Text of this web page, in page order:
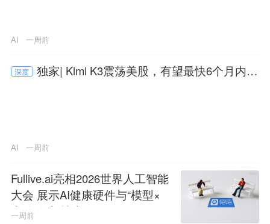
AI 一周前
深度
独家| Kimi K3震荡美股，有望最快6个月内港
AI 一周前
Fullive.ai亮相2026世界人工智能
大会 展示AI健康硬件与“模型×
本体”创新技术路径
一周前